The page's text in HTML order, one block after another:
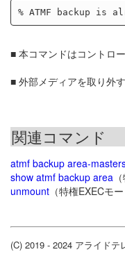
■ 本コマンドはコントロ
■ 外部メディアを取り外
関連コマンド
atmf backup area-
show atmf backup area
unmount （特権EXECモー
(C) 2019 - 2024 アライド